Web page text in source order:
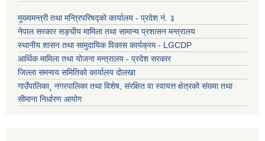
मुख्यमन्त्री तथा मन्त्रिपरिषद्को कार्यालय - प्रदेश नं. ३
नेपाल सरकार सङ्घीय मामिला तथा सामान्य प्रशासन मन्त्रालय
स्थानीय शासन तथा सामुदायिक विकास कार्यक्रम - LGCDP
आर्थिक मामिला तथा योजना मन्त्रालय - प्रदेश सरकार
जिल्ला समन्वय समितिको कार्यालय दोलखा
गाउँपालिका¸ नगरपालिका तथा विशेष, संरक्षित वा स्वायत्त क्षेत्रको संख्या तथा
सीमाना निर्धारण आयोग